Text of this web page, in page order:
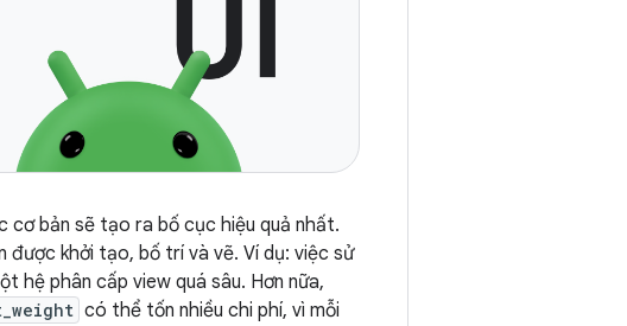
cơ bản sẽ tạo ra bố cục hiệu quả nhất.
được khởi tạo, bố trí và vẽ. Ví dụ: việc sử
hệ phân cấp view quá sâu. Hơn nữa,
có thể tốn nhiều chi phí, vì mỗi